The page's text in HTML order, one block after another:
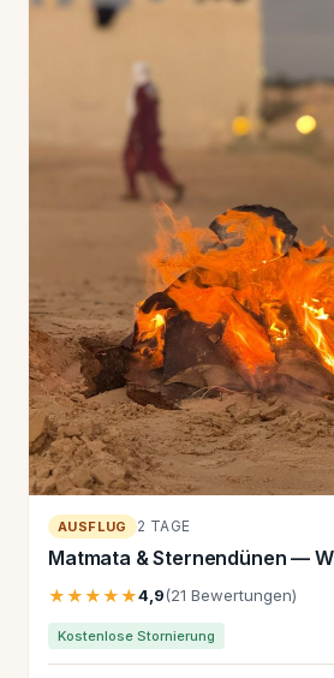
AUSFLUG 2 TAGE
Matmata & Sternendünen —
★★★★★4,9(21 Bewertungen)
Kostenlose Stornierung